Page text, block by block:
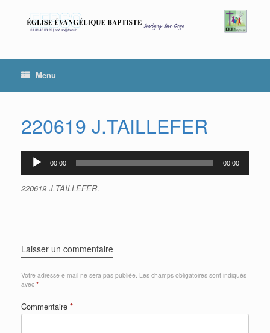
Menu
220619 J.TAILLEFER
Lecteur
00:00 00:00
220619 J.TAILLEFER.
Laisser un commentaire
Votre adresse e-mail ne sera pas publiée. Les champs obligatoires sont indiqués
avec *
Commentaire *